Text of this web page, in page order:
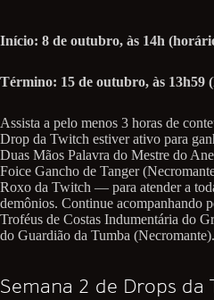
Início: 8 de outubro, às 14h
Término: 15 de outubro, às 13h59
Assista a pelo menos 3 horas de
Drop da Twitch estiver ativo para
Duas Mãos Palavra do Mestre do
Foice Gancho de Tanger
Roxo da Twitch — para atender a
demônios. Continue acompanhando
Troféus de Costas Indumentária do
do Guardião da Tumba (Necromante).
Semana 2 de Drops da